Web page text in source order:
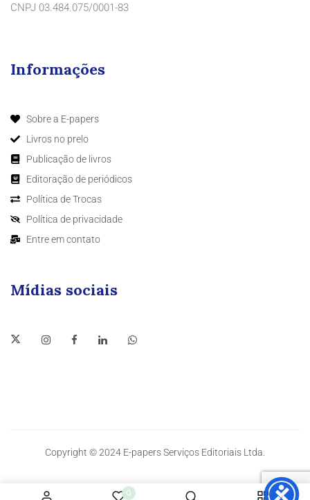
0
CNPJ 03.484.075/0001-83
Informações
Sobre a E-papers
Livros no prelo
Publicação de livros
Editoração de periódicos
Política de Trocas
Política de privacidade
Entre em contato
Mídias sociais
Copyright © 2024 E-papers Serviços Editoriais Ltda.